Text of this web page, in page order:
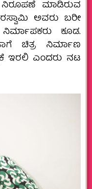
ನಿರೂಪಣೆ ಮಾಡಿರುವ
ಅವರು ಬರೀ
ಕೂಡ.
ಚಿತ್ರ ನಿರ್ಮಾಣ
ಇರಲಿ ಎಂದರು ನಟ